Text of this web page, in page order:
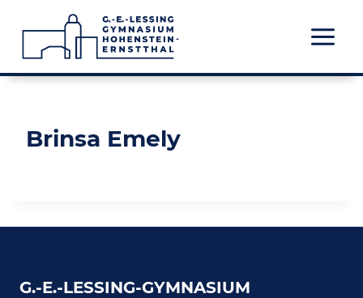
Inhalt
springen
Brinsa Emely
G.-E.-LESSING-GYMNASIUM